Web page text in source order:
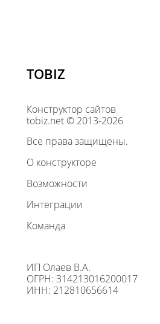
TOBIZ
Конструктор сайтов
tobiz.net © 2013-2026
Все права защищены.
О конструкторе
Возможности
Интеграции
Команда
ИП Олаев В.А.
ОГРН: 314213016200017
ИНН: 212810656614